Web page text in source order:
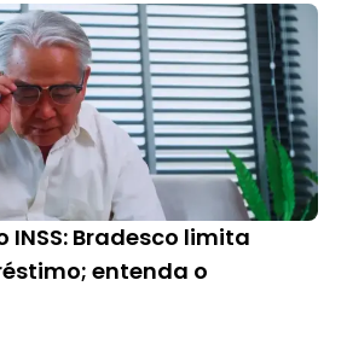
Bradesco limita
entenda o